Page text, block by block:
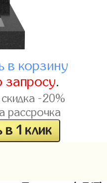
в корзину
запросу.
-20%
рассрочка
в 1 клик